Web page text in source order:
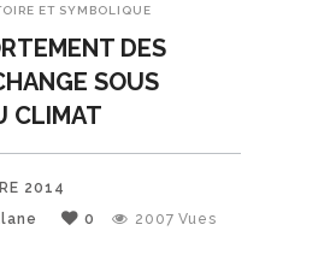
ET SYMBOLIQUE
DES
SOUS
CLIMAT
2014
0 2007 Vues